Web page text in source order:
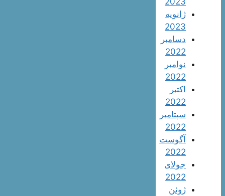
ژانویه
2023
دسامبر
2022
نوامبر
2022
اکتبر
2022
سپتامبر
2022
آگوست
2022
جولای
2022
ژوئن